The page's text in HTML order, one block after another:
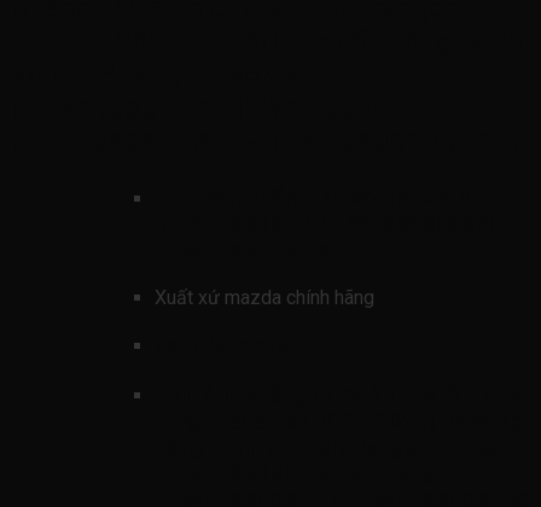
Xuất xứ mazda chính hãng